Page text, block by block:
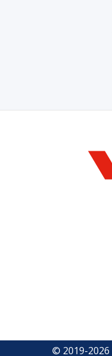
© 2019-2026